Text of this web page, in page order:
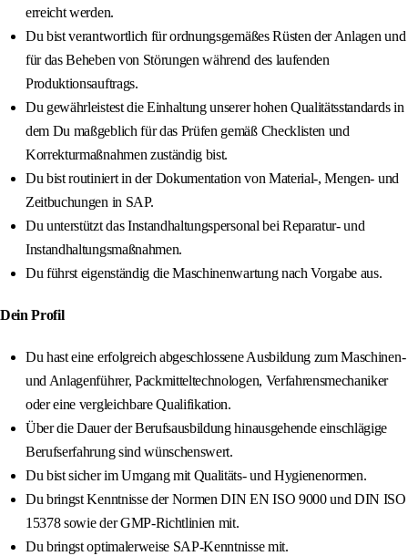
erreicht werden.
Du bist verantwortlich für ordnungsgemäßes Rüsten der Anlagen und
für das Beheben von Störungen während des laufenden
Produktionsauftrags.
Du gewährleistest die Einhaltung unserer hohen Qualitätsstandards in
dem Du maßgeblich für das Prüfen gemäß Checklisten und
Korrekturmaßnahmen zuständig bist.
Du bist routiniert in der Dokumentation von Material-, Mengen- und
Zeitbuchungen in SAP.
Du unterstützt das Instandhaltungspersonal bei Reparatur- und
Instandhaltungsmaßnahmen.
Du führst eigenständig die Maschinenwartung nach Vorgabe aus.
Dein Profil
Du hast eine erfolgreich abgeschlossene Ausbildung zum Maschinen-
und Anlagenführer, Packmitteltechnologen, Verfahrensmechaniker
oder eine vergleichbare Qualifikation.
Über die Dauer der Berufsausbildung hinausgehende einschlägige
Berufserfahrung sind wünschenswert.
Du bist sicher im Umgang mit Qualitäts- und Hygienenormen.
Du bringst Kenntnisse der Normen DIN EN ISO 9000 und DIN ISO
15378 sowie der GMP-Richtlinien mit.
Du bringst optimalerweise SAP-Kenntnisse mit.